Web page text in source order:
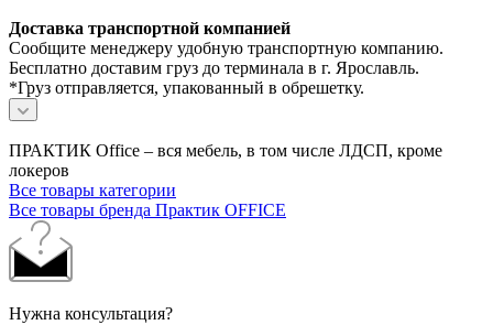
Доставка транспортной компанией
Сообщите менеджеру удобную транспортную компанию.
Бесплатно доставим груз до терминала в г. Ярославль.
*Груз отправляется, упакованный в обрешетку.
ПРАКТИК Office – вся мебель, в том числе ЛДСП, кроме
локеров
Все товары категории
Все товары бренда Практик OFFICE
Нужна консультация?